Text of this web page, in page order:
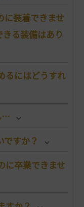
に装着できませ
る装備はあり
るにはどうすれ
…
ですか？
に卒業できませ